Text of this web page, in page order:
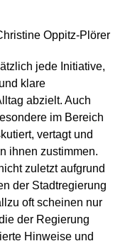
jede Initiative,
klare
abzielt. Auch
im Bereich
vertagt und
ihnen zustimmen.
zuletzt aufgrund
der Stadtregierung
oft scheinen nur
der Regierung
Hinweise und